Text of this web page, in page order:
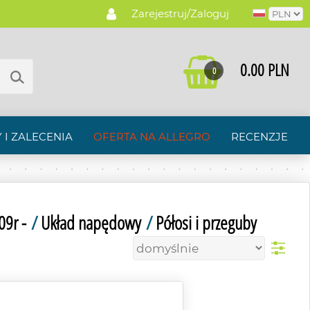
Zarejestruj/Zaloguj
0.00 PLN
0
I ZALECENIA OFERTA NA ALLEGRO RECENZJE
-/Układ napędowy/Półosi i przeguby